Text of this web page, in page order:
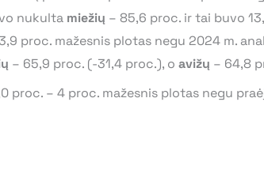
nukulta miežių – 85,6 proc. ir tai buvo
proc. mažesnis plotas negu 2024 m.
– 65,9 proc. (-31,4 proc.), o avižų – 64,8
proc. – 4 proc. mažesnis plotas negu